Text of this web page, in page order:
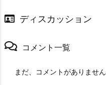
ディスカッション
コメント一覧
まだ、コメントがありません